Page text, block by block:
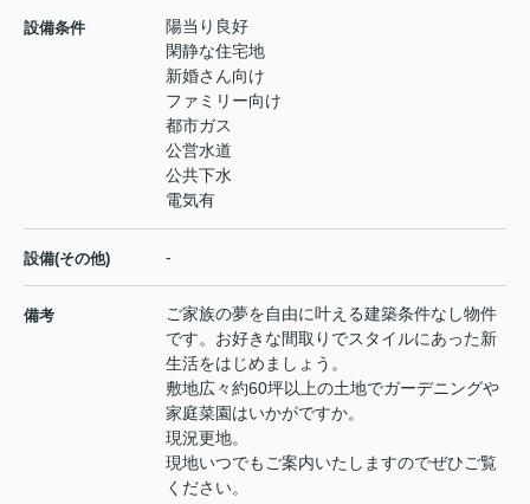
設備条件
陽当り良好
閑静な住宅地
新婚さん向け
ファミリー向け
都市ガス
公営水道
公共下水
電気有
設備(その他) -
備考
ご家族の夢を自由に叶える建築条件なし物件
です。お好きな間取りでスタイルにあった新
生活をはじめましょう。
敷地広々約60坪以上の土地でガーデニングや
家庭菜園はいかがですか。
現況更地。
現地いつでもご案内いたしますのでぜひご覧
ください。